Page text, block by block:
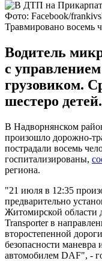
Фото: Facebook/
Травмировано восемь
Водитель
с
грузовиком.
шестеро детей.
В Надворнянском
произошло дорожно-
пострадали восемь
госпитализированы,
региона.
"21 июля в 12:35
предварительно
Житомирской области
Transporter в
второстепенной
безопасности маневра
автомобилем DAF", -